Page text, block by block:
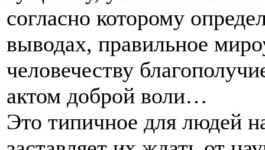
согласно которому
выводах, правильное
человечеству
актом доброй воли…
Это типичное для людей